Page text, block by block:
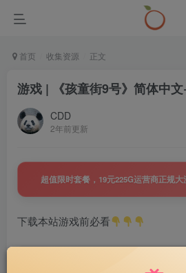
首页 收集资源 正文
游戏 | 《孩童街9号》简体中
CDD
2年前更新
超值限时套餐，19元225G运营商正规大
下载本站游戏前必看
游戏 | 游戏运行库+